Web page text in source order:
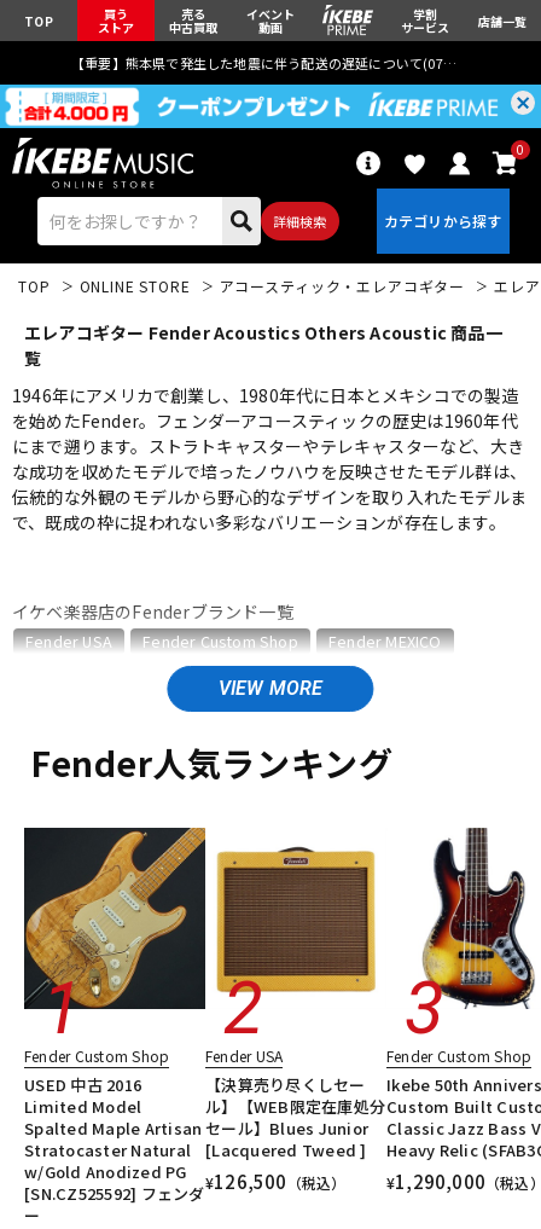
TOP 買う
ストア
売る
中古買取
イベント
動画
学割
サービス 店舗一覧
【重要】熊本県で発生した地震に伴う配送の遅延について(07月29日
詳細検索
0
エレキギター アコギ/エレアコ
ベース ウクレレ
キーボード 電子ピアノ
管楽器 その他楽器
アンプ エフェクター
DJ機器 DTM
DTM オンライン納品 レコーディング機器
配信/ライブ機器 楽器アクセサリ
中古
TOP ONLINE STORE アコースティック・エレアコギター エレ
エレアコギター Fender Acoustics Others Acoustic 商品一
覧
1946年にアメリカで創業し、1980年代に日本とメキシコでの製造
を始めたFender。フェンダーアコースティックの歴史は1960年代
にまで遡ります。ストラトキャスターやテレキャスターなど、大き
な成功を収めたモデルで培ったノウハウを反映させたモデル群は、
伝統的な外観のモデルから野心的なデザインを取り入れたモデルま
で、既成の枠に捉われない多彩なバリエーションが存在します。
イケベ楽器店のFenderブランド一覧
Fender USA Fender Custom Shop
Fender MEXICO
Fender Made in Japan
Fender Standard Series
Fender Japan
Fender Acousticsのカテゴリ
アコースティック・エレアコギター
ヴィンテージ ALL
Fender人気ランキング
Fender Custom Shop
USED 中古 2016
Limited Model
Spalted Maple Artisan
Stratocaster Natural
w/Gold Anodized PG
[SN.CZ525592] フェンダ
ー
Fender USA
【決算売り尽くしセー
ル】【WEB限定在庫処分
セール】Blues Junior
[Lacquered Tweed ]
¥126,500 （税込）
Fender Custom Shop
Ikebe 50th
Custom Built
Classic Jazz Bass V
Heavy Relic
¥1,290,000 （税込